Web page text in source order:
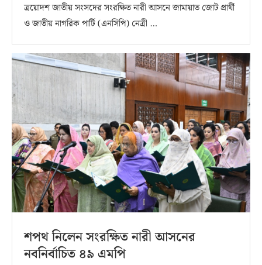
ত্রয়োদশ জাতীয় সংসদের সংরক্ষিত নারী আসনে জামায়াত জোট প্রার্থী
ও জাতীয় নাগরিক পার্টি (এনসিপি) নেত্রী …
শপথ নিলেন সংরক্ষিত নারী আসনের
নবনির্বাচিত ৪৯ এমপি